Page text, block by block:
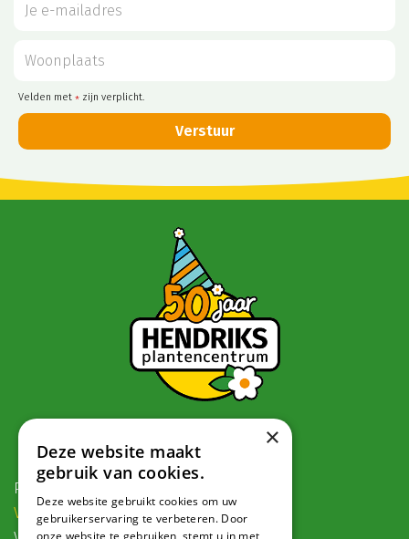
Velden met * zijn verplicht.
Postadres:
Veldweg 1, 5995 PG Kessel
×
Deze website maakt
gebruik van cookies.
Deze website gebruikt cookies om uw
gebruikerservaring te verbeteren. Door
onze website te gebruiken, stemt u in met